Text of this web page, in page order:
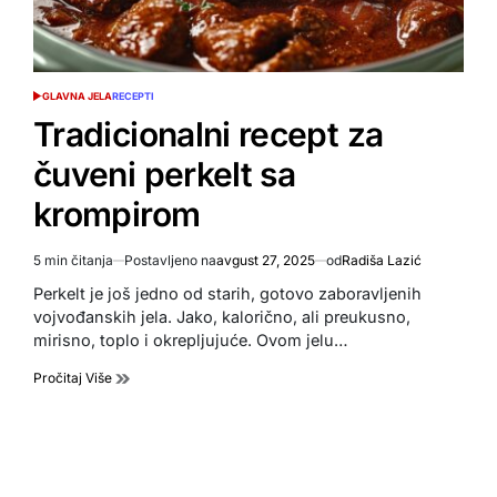
POSTED
GLAVNA JELARECEPTI
Tradicionalni recept za
čuveni perkelt sa
krompirom
Estimated
read
time
5 min čitanja Postavljeno naavgust 27, 2025 odRadiša Lazić
Perkelt je još jedno od starih, gotovo zaboravljenih
vojvođanskih jela. Jako, kalorično, ali preukusno,
mirisno, toplo i okrepljujuće. Ovom jelu…
Pročitaj Više